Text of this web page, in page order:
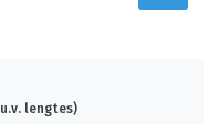
lengtes)